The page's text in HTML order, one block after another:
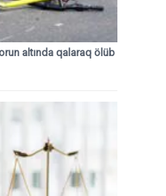
altında qalaraq ölüb